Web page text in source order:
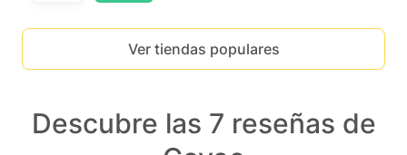
Ver tiendas populares
Descubre las 7 reseñas de